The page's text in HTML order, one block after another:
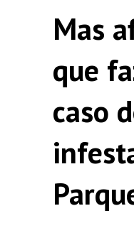
Mas
que
caso